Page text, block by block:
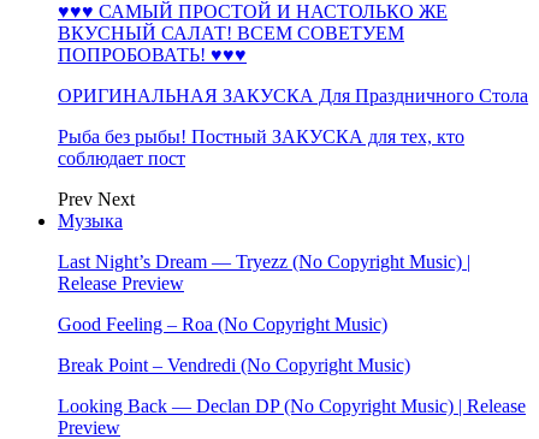
♥♥♥ САМЫЙ ПРОСТОЙ И НАСТОЛЬКО ЖЕ
ВКУСНЫЙ САЛАТ! ВСЕМ СОВЕТУЕМ
ПОПРОБОВАТЬ! ♥♥♥
ОРИГИНАЛЬНАЯ ЗАКУСКА Для Праздничного Стола
Рыба без рыбы! Постный ЗАКУСКА для тех, кто
соблюдает пост
Prev Next
Музыка
Last Night’s Dream — Tryezz (No Copyright Music) |
Release Preview
Good Feeling – Roa (No Copyright Music)
Break Point – Vendredi (No Copyright Music)
Looking Back — Declan DP (No Copyright Music) | Release
Preview